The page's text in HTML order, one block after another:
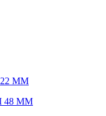
22 ММ
48 ММ